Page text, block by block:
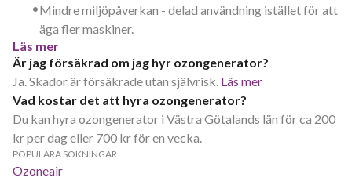
•Mindre miljöpåverkan - delad användning istället för att
äga fler maskiner.
Läs mer
Är jag försäkrad om jag hyr ozongenerator?
Ja. Skador är försäkrade utan självrisk. Läs mer
Vad kostar det att hyra ozongenerator?
Du kan hyra ozongenerator i Västra Götalands län för ca 200
kr per dag eller 700 kr för en vecka.
POPULÄRA SÖKNINGAR
Ozoneair